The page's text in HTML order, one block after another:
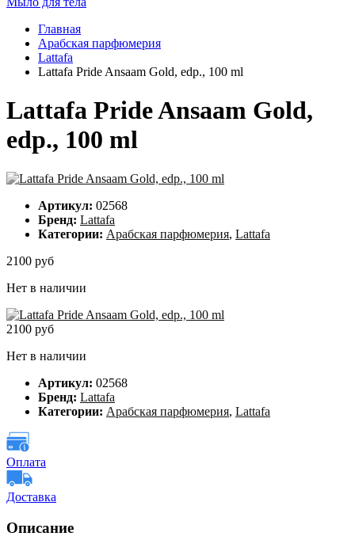
Главная
Арабская парфюмерия
Lattafa
Lattafa Pride Ansaam Gold, edp., 100 ml
Lattafa Pride Ansaam Gold,
edp., 100 ml
Артикул: 02568
Бренд: Lattafa
Категории: Арабская парфюмерия, Lattafa
2100 руб
Нет в наличии
2100 руб
Нет в наличии
Артикул: 02568
Бренд: Lattafa
Категории: Арабская парфюмерия, Lattafa
Оплата
Доставка
Описание